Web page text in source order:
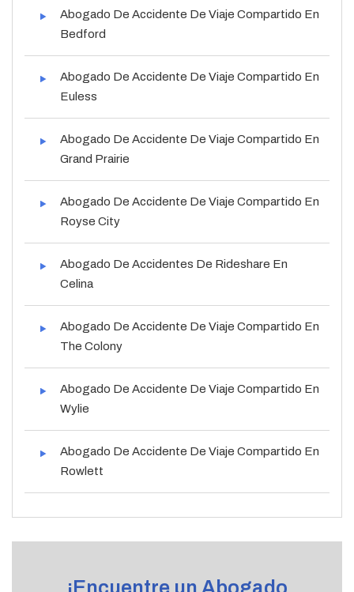
Abogado De Accidente De Viaje Compartido En
Bedford
Abogado De Accidente De Viaje Compartido En
Euless
Abogado De Accidente De Viaje Compartido En
Grand Prairie
Abogado De Accidente De Viaje Compartido En
Royse City
Abogado De Accidentes De Rideshare En
Celina
Abogado De Accidente De Viaje Compartido En
The Colony
Abogado De Accidente De Viaje Compartido En
Wylie
Abogado De Accidente De Viaje Compartido En
Rowlett
¡Encuentre un Abogado